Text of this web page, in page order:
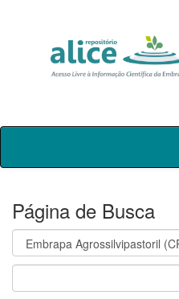
Skip
Página de Busca